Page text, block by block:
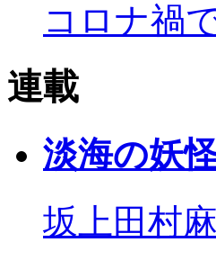
コロナ禍
連載
淡海の妖
坂上田村